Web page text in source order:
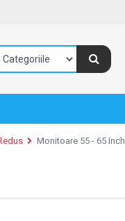
Monitoare 55 - 65 Inch